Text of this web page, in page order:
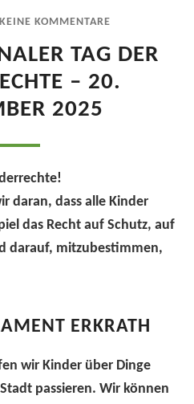
KEINE KOMMENTARE
TAG DER
– 20.
2025
!
daran, dass alle Kinder
das Recht auf Schutz, auf
darauf, mitzubestimmen,
ERKRATH
wir Kinder über Dinge
passieren. Wir können